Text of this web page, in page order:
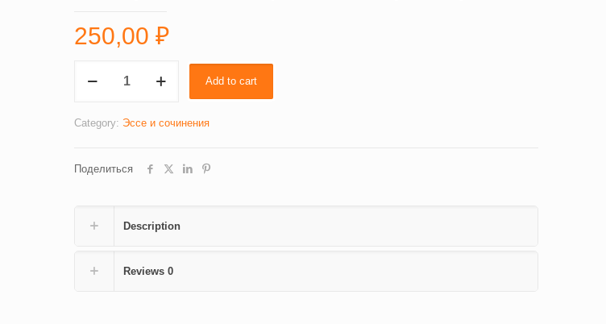
250,00 ₽
человека
культурно
(2046)
Add to cart
Category: Эссе и сочинения
Поделиться
Description
Reviews 0